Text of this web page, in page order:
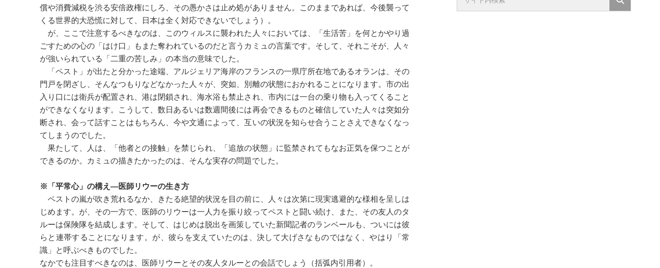
償や消費減税を渋る安倍政権にしろ、その愚かさは止め処がありません。このままであれば、今後襲って
くる世界的大恐慌に対して、日本は全く対応できないでしょう）。
が、ここで注意するべきなのは、このウィルスに襲われた人々においては、「生活苦」を何とかやり過
ごすための心の「はけ口」もまた奪われているのだと言うカミュの言葉です。そして、それこそが、人々
が強いられている「二重の苦しみ」の本当の意味でした。
「ペスト」が出たと分かった途端、アルジェリア海岸のフランスの一県庁所在地であるオランは、その
門戸を閉ざし、そんなつもりなどなかった人々が、突如、別離の状態におかれることになります。市の出
入り口には衛兵が配置され、港は閉鎖され、海水浴も禁止され、市内には一台の乗り物も入ってくること
ができなくなります。こうして、数日あるいは数週間後には再会できるものと確信していた人々は突如分
断され、会って話すことはもちろん、今や文通によって、互いの状況を知らせ合うことさえできなくなっ
てしまうのでした。
果たして、人は、「他者との接触」を禁じられ、「追放の状態」に監禁されてもなお正気を保つことが
できるのか。カミュの描きたかったのは、そんな実存の問題でした。
※「平常心」の構え―医師リウーの生き方
ペストの嵐が吹き荒れるなか、きたる絶望的状況を目の前に、人々は次第に現実逃避的な様相を呈しは
じめます。が、その一方で、医師のリウーは一人力を振り絞ってペストと闘い続け、また、その友人のタ
ルーは保険隊を結成します。そして、はじめは脱出を画策していた新聞記者のランベールも、ついには彼
らと連帯することになります。が、彼らを支えていたのは、決して大げさなものではなく、やはり「常
識」と呼ぶべきものでした。
なかでも注目すべきなのは、医師リウーとその友人タルーとの会話でしょう（括弧内引用者）。